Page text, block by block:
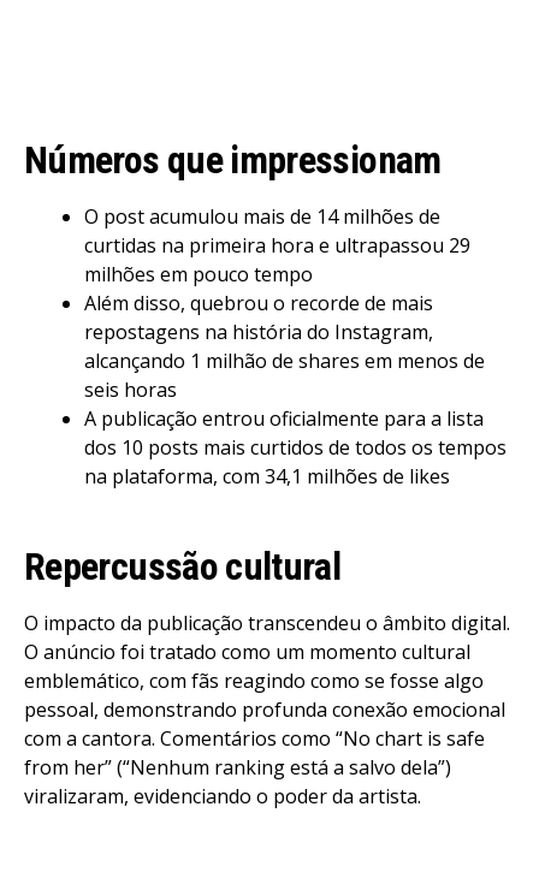
Números que impressionam
O post acumulou mais de 14 milhões de
curtidas na primeira hora e ultrapassou 29
milhões em pouco tempo
Além disso, quebrou o recorde de mais
repostagens na história do Instagram,
alcançando 1 milhão de shares em menos de
seis horas
A publicação entrou oficialmente para a lista
dos 10 posts mais curtidos de todos os tempos
na plataforma, com 34,1 milhões de likes
Repercussão cultural
O impacto da publicação transcendeu o âmbito digital.
O anúncio foi tratado como um momento cultural
emblemático, com fãs reagindo como se fosse algo
pessoal, demonstrando profunda conexão emocional
com a cantora. Comentários como “No chart is safe
from her” (“Nenhum ranking está a salvo dela”)
viralizaram, evidenciando o poder da artista.